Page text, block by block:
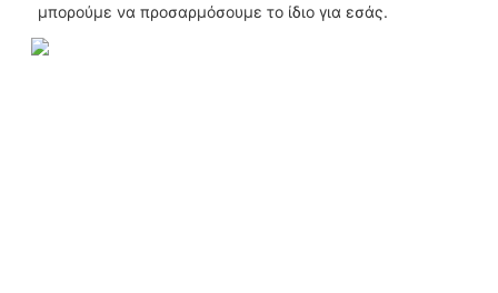
μπορούμε να προσαρμόσουμε το ίδιο για εσάς.